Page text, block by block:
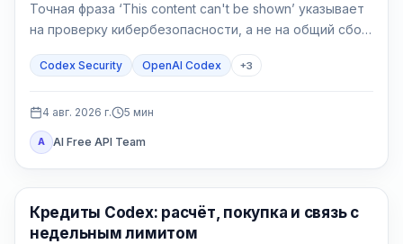
Точная фраза ‘This content can't be shown’ указывает
на проверку кибербезопасности, а не на общий сбой
авторизацию и сузьте защитную задачу.
Codex Security OpenAI Codex +3
4 авг. 2026 г. 5 мин
A AI Free API Team
AI Development Tools
Кредиты Codex: расчёт, покупка и связь с
недельным лимитом